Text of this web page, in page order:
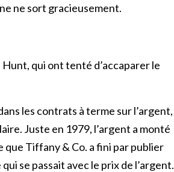
ne sort gracieusement.
qui ont tenté d’accaparer le
les contrats à terme sur l’argent,
Juste en 1979, l’argent a monté
que Tiffany & Co. a fini par publier
se passait avec le prix de l’argent.